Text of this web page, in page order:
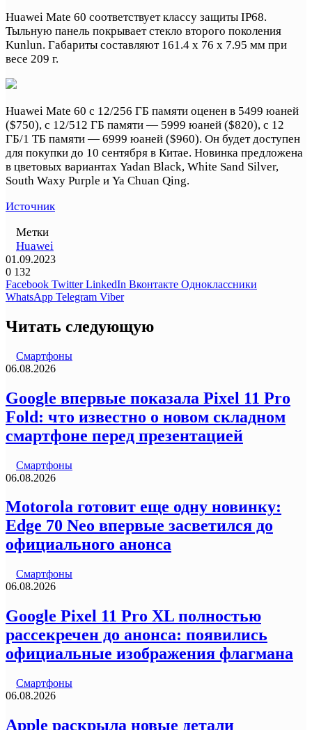
Huawei Mate 60 соответствует классу защиты IP68.
Тыльную панель покрывает стекло второго поколения
Kunlun. Габариты составляют 161.4 x 76 x 7.95 мм при
весе 209 г.
Huawei Mate 60 с 12/256 ГБ памяти оценен в 5499 юаней
($750), с 12/512 ГБ памяти — 5999 юаней ($820), с 12
ГБ/1 ТБ памяти — 6999 юаней ($960). Он будет доступен
для покупки до 10 сентября в Китае. Новинка предложена
в цветовых вариантах Yadan Black, White Sand Silver,
South Waxy Purple и Ya Chuan Qing.
Источник
Метки
Huawei
01.09.2023
0 132
Facebook Twitter LinkedIn Вконтакте Одноклассники
WhatsApp Telegram Viber
Читать следующую
Смартфоны
06.08.2026
Google впервые показала Pixel 11 Pro
Fold: что известно о новом складном
смартфоне перед презентацией
Смартфоны
06.08.2026
Motorola готовит еще одну новинку:
Edge 70 Neo впервые засветился до
официального анонса
Смартфоны
06.08.2026
Google Pixel 11 Pro XL полностью
рассекречен до анонса: появились
официальные изображения флагмана
Смартфоны
06.08.2026
Apple раскрыла новые детали